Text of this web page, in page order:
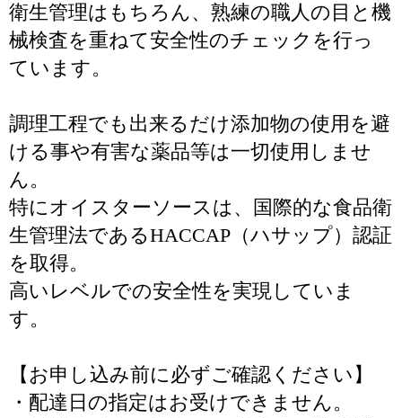
衛生管理はもちろん、熟練の職人の目と機
械検査を重ねて安全性のチェックを行っ
ています。
調理工程でも出来るだけ添加物の使用を避
ける事や有害な薬品等は一切使用しませ
ん。
特にオイスターソースは、国際的な食品衛
生管理法であるHACCAP（ハサップ）認証
を取得。
高いレベルでの安全性を実現していま
す。
【お申し込み前に必ずご確認ください】
・配達日の指定はお受けできません。